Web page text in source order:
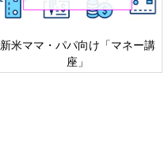
新米ママ・パパ向け「マネー講
座」